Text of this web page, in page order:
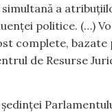
a
politice. (…)
complete, bazate
de Resurse